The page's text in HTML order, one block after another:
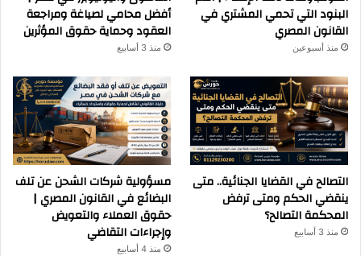
البنود التي تحمي المشتري في
القانون المصري
منذ أسبوعين
أفضل محامي لصياغة ومراجعة
العقود وحماية حقوق المؤثرين
منذ 3 أسابيع
التصالح في القضايا الجنائية.. متى
ينقضي الحكم ومتى ترفض
المحكمة التصالح؟
منذ 3 أسابيع
مسؤولية شركات الشحن عن تلف
البضائع في القانون المصري |
حقوق العملاء والتعويض
وإجراءات التقاضي
منذ 4 أسابيع